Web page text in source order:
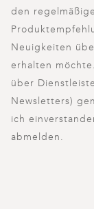
den
Neuigkeiten
erhalten
über
Newsletters)
ich
abmelden.